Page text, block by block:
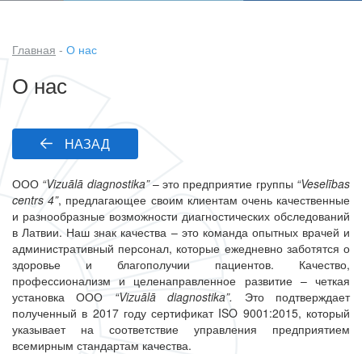
Строка
навигации
Главная О нас
О нас
НАЗАД
ООО “Vizuālā diagnostika”– это предприятие группы “Veselības
centrs 4”, предлагающее своим клиентам очень качественные
и разнообразные возможности диагностических обследований
в Латвии. Наш знак качества – это команда опытных врачей и
административный персонал, которые ежедневно заботятся о
здоровье и благополучии пациентов. Качество,
профессионализм и целенаправленное развитие – четкая
установка ООО “Vizuālā diagnostika”.
Это подтверждает
полученный в 2017 году сертификат ISO 9001:2015, который
указывает на соответствие управления предприятием
всемирным стандартам качества.